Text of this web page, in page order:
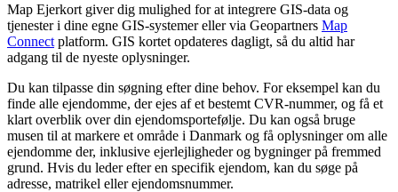
Map Ejerkort giver dig mulighed for at integrere GIS-data og
tjenester i dine egne GIS-systemer eller via Geopartners Map
Connect platform. GIS kortet opdateres dagligt, så du altid har
adgang til de nyeste oplysninger.
Du kan tilpasse din søgning efter dine behov. For eksempel kan du
finde alle ejendomme, der ejes af et bestemt CVR-nummer, og få et
klart overblik over din ejendomsportefølje. Du kan også bruge
musen til at markere et område i Danmark og få oplysninger om alle
ejendomme der, inklusive ejerlejligheder og bygninger på fremmed
grund. Hvis du leder efter en specifik ejendom, kan du søge på
adresse, matrikel eller ejendomsnummer.